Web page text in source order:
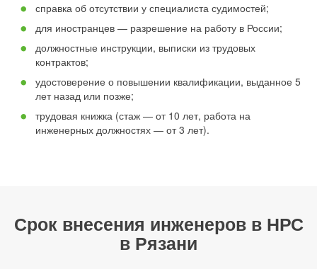
справка об отсутствии у специалиста судимостей;
для иностранцев — разрешение на работу в России;
должностные инструкции, выписки из трудовых
контрактов;
удостоверение о повышении квалификации, выданное 5
лет назад или позже;
трудовая книжка (стаж — от 10 лет, работа на
инженерных должностях — от 3 лет).
Срок внесения инженеров в НРС
в Рязани